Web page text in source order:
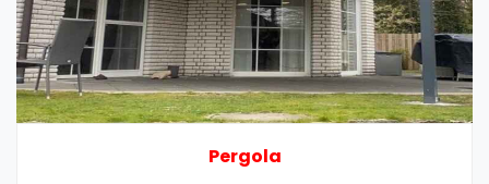
Pergola